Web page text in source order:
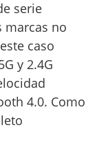
serie
marcas no
caso
y 2.4G
4.0. Como